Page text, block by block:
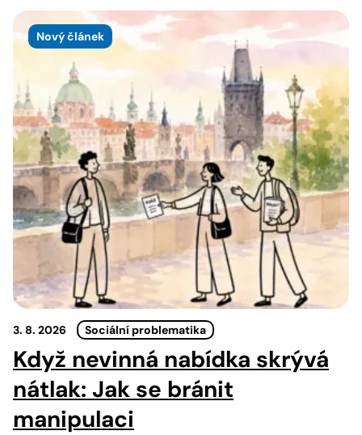
Nový článek
3. 8. 2026 Sociální problematika
Když nevinná nabídka skrývá
nátlak: Jak se bránit
manipulaci